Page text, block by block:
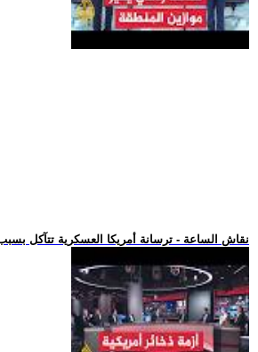
.. نقاش الساعة - ترسانة أمريكا العسكرية تتآكل